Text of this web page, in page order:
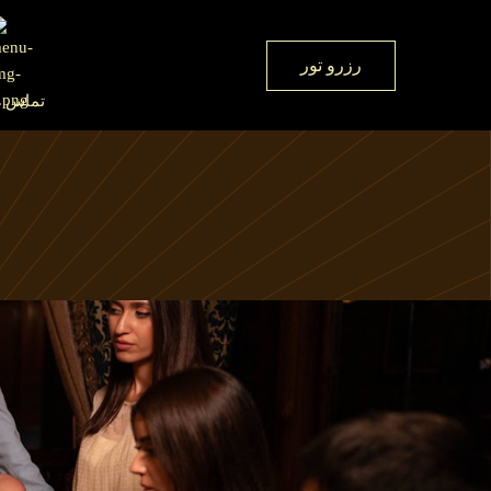
تماس
رزرو تور